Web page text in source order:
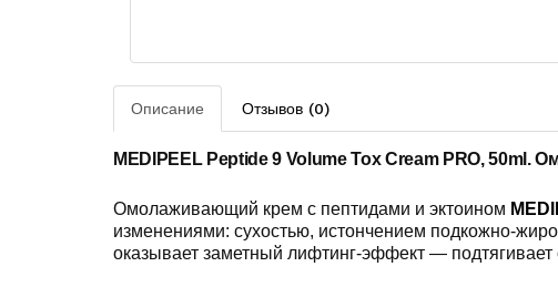
Описание Отзывов (0)
MEDIPEEL Peptide 9 Volume Tox Cream PRO, 50ml.
Омолаживающий крем с пептидами и эктоином
изменениями: сухостью, истончением подкожно-
оказывает заметный лифтинг-эффект — подтягивает